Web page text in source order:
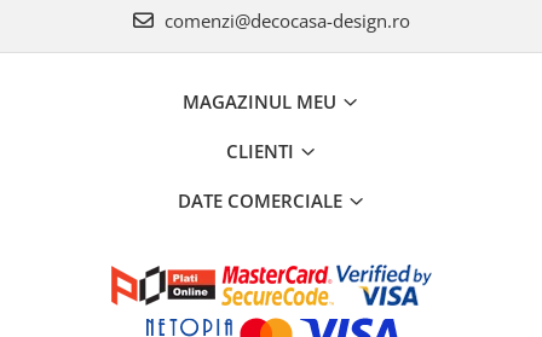
comenzi@decocasa-design.ro
MAGAZINUL MEU
CLIENTI
DATE COMERCIALE